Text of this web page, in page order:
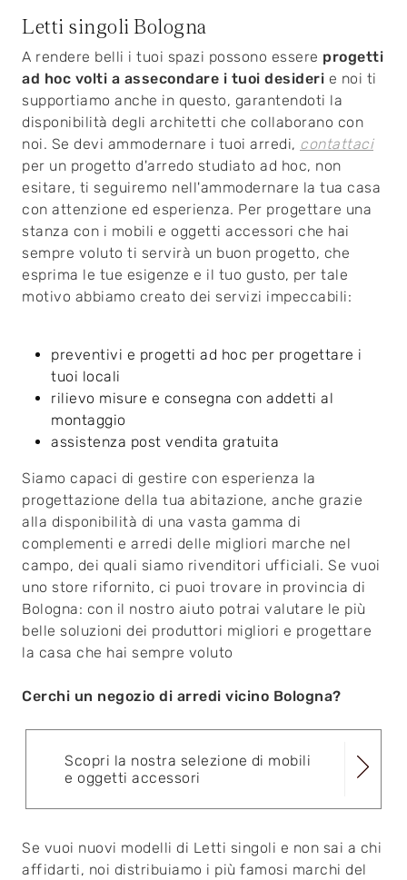
Letti singoli Bologna
A rendere belli i tuoi spazi possono essere progetti
ad hoc volti a assecondare i tuoi desideri e noi ti
supportiamo anche in questo, garantendoti la
disponibilità degli architetti che collaborano con
noi. Se devi ammodernare i tuoi arredi, contattaci
per un progetto d'arredo studiato ad hoc, non
esitare, ti seguiremo nell'ammodernare la tua casa
con attenzione ed esperienza. Per progettare una
stanza con i mobili e oggetti accessori che hai
sempre voluto ti servirà un buon progetto, che
esprima le tue esigenze e il tuo gusto, per tale
motivo abbiamo creato dei servizi impeccabili:
preventivi e progetti ad hoc per progettare i
tuoi locali
rilievo misure e consegna con addetti al
montaggio
assistenza post vendita gratuita
Siamo capaci di gestire con esperienza la
progettazione della tua abitazione, anche grazie
alla disponibilità di una vasta gamma di
complementi e arredi delle migliori marche nel
campo, dei quali siamo rivenditori ufficiali. Se vuoi
uno store rifornito, ci puoi trovare in provincia di
Bologna: con il nostro aiuto potrai valutare le più
belle soluzioni dei produttori migliori e progettare
la casa che hai sempre voluto
Cerchi un negozio di arredi vicino Bologna?
Scopri la nostra selezione di mobili
e oggetti accessori
Se vuoi nuovi modelli di Letti singoli e non sai a chi
affidarti, noi distribuiamo i più famosi marchi del